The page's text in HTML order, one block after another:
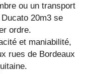
ou un transport
20m3 se
ordre.
et maniabilité,
rues de Bordeaux